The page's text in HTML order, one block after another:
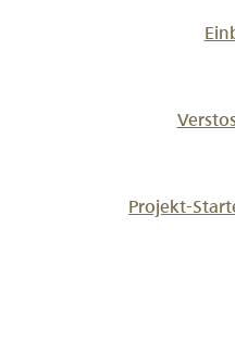
Projekt-